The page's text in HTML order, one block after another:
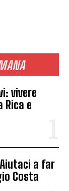
vivere
e
a far
Costa